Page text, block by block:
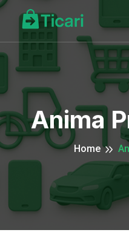
Anima
Home